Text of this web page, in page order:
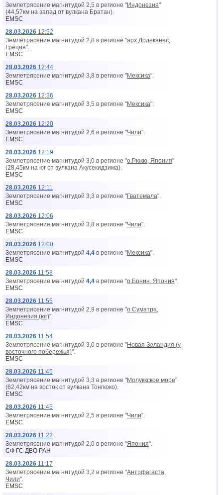
Землетрясение магнитудой 2,5 в регионе "Индонезия"
(44,57км на запад от вyлкана Братан).
EMSC
28.03.2026 12:52
Землетрясение магнитудой 2,8 в регионе "арх.Додеканес,
Греция".
EMSC
28.03.2026 12:44
Землетрясение магнитудой 3,8 в регионе "Мексика".
EMSC
28.03.2026 12:36
Землетрясение магнитудой 3,5 в регионе "Мексика".
EMSC
28.03.2026 12:20
Землетрясение магнитудой 2,6 в регионе "Чили".
EMSC
28.03.2026 12:19
Землетрясение магнитудой 3,0 в регионе "о.Рюкю, Япония"
(28,45км на юг от вyлкана Акусекидзима).
EMSC
28.03.2026 12:11
Землетрясение магнитудой 3,3 в регионе "Гватемала".
EMSC
28.03.2026 12:06
Землетрясение магнитудой 3,8 в регионе "Чили".
EMSC
28.03.2026 12:00
Землетрясение магнитудой 4,4 в регионе "Мексика".
EMSC
28.03.2026 11:58
Землетрясение магнитудой 4,4 в регионе "о.Бонин, Япония".
EMSC
28.03.2026 11:55
Землетрясение магнитудой 2,9 в регионе "о.Суматра,
Индонезия (юг)".
EMSC
28.03.2026 11:54
Землетрясение магнитудой 3,0 в регионе "Новая Зеландия (у
восточного побережья)".
EMSC
28.03.2026 11:45
Землетрясение магнитудой 3,3 в регионе "Молуккское море"
(62,42км на восток от вyлкана Тонгкоко).
EMSC
28.03.2026 11:45
Землетрясение магнитудой 2,5 в регионе "Чили".
EMSC
28.03.2026 11:22
Землетрясение магнитудой 2,0 в регионе "Япония".
СФ ГС ДВО РАН
28.03.2026 11:17
Землетрясение магнитудой 3,2 в регионе "Антофагаста,
Чили".
EMSC